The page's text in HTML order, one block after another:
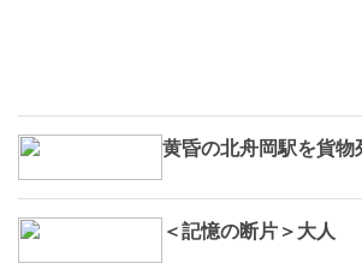
黄昏の北舟岡駅を貨物
＜記憶の断片＞大人